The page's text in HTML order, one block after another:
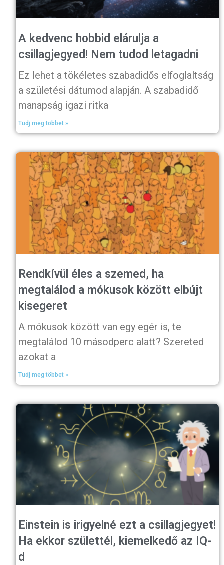
A kedvenc hobbid elárulja a
csillagjegyed! Nem tudod letagadni
Ez lehet a tökéletes szabadidős elfoglaltság
a születési dátumod alapján. A szabadidő
manapság igazi ritka
Tudj meg többet »
Rendkívül éles a szemed, ha
megtalálod a mókusok között elbújt
kisegeret
A mókusok között van egy egér is, te
megtalálod 10 másodperc alatt? Szereted
azokat a
Tudj meg többet »
Einstein is irigyelné ezt a csillagjegyet!
Ha ekkor születtél, kiemelkedő az IQ-
d